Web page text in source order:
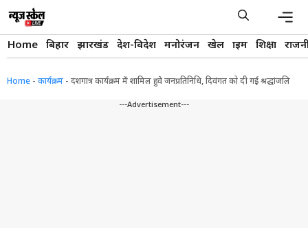
content
Home बिहार झारखंड देश-विदेश मनोरंजन खेल क्राइम शिक्षा
Home - कार्यक्रम - दशगात्र कार्यक्रम में शामिल हुवे जनप्रतिनिधि, दिवंगत को दी गई श्रद्धांजलि
---Advertisement---